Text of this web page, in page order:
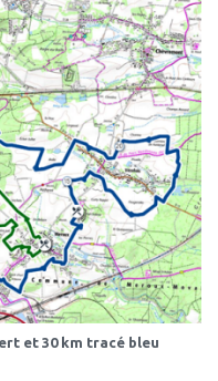
et 30 km tracé bleu